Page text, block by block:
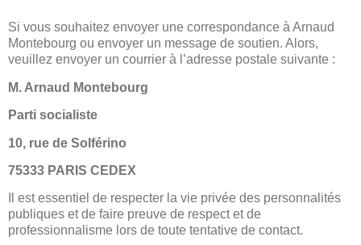
Si vous souhaitez envoyer une correspondance à Arnaud
Montebourg ou envoyer un message de soutien. Alors,
veuillez envoyer un courrier à l’adresse postale suivante :
M. Arnaud Montebourg​
Parti socialiste
10, rue de Solférino
75333 PARIS CEDEX
Il est essentiel de respecter la vie privée des personnalités
publiques et de faire preuve de respect et de
professionnalisme lors de toute tentative de contact.